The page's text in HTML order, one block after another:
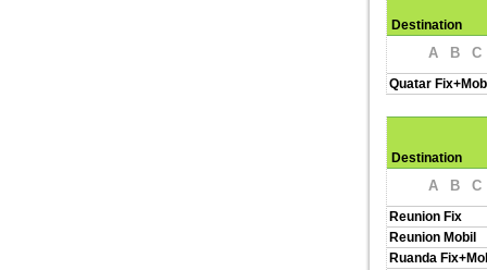
Destination
A B C
Quatar
Destination
A B C
Reunion Fix
Reunion Mobil
Ruanda